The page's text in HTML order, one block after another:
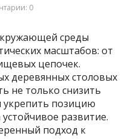
0
среды
масштабов: от
цепочек.
деревянных столовых
не только снизить
укрепить позицию
развитие.
подход к